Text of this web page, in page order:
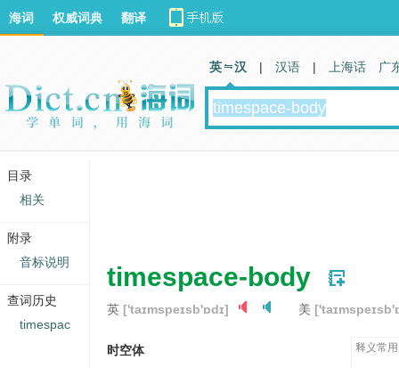
timespace-body
英 ['taɪmspeɪsb'ɒdɪ] 美
时空体 释义常
海词 权威词典 翻译
英 汉 | 汉语 | 上海话 广
目录
相关
附录
音标说明
查词历史
timespac